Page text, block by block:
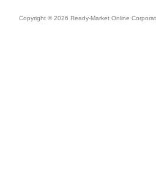
Copyright © 2026 Ready-Market Online